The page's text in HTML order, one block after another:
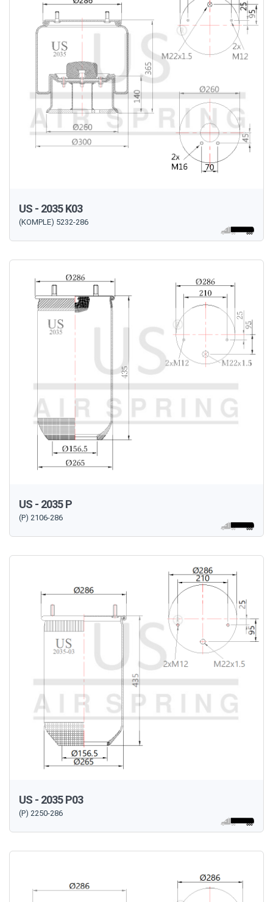
US - 2035 K03
(KOMPLE) 5232-286
US - 2035 P
(P) 2106-286
US - 2035 P03
(P) 2250-286